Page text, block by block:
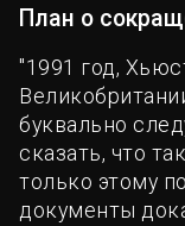
План о
"1991 год,
буквально
сказать, что
только этому
документы